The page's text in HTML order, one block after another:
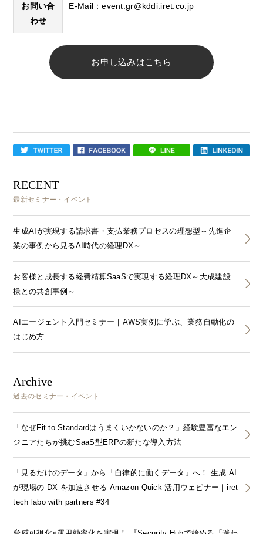
お問い合
わせ
E-Mail：event.gr@kddi.iret.co.jp
お申し込みはこちら
RECENT
最新セミナー・イベント
生成AIが実現する請求書・支払業務プロセスの理想型～先進企
業の事例から見るAI時代の経理DX～
お客様と成長する経費精算SaaSで実現する経理DX～大成建設
様との共創事例～
AIエージェント入門セミナー｜AWS実例に学ぶ、業務自動化の
はじめ方
Archive
過去のセミナー・イベント
「なぜFit to Standardはうまくいかないのか？」経験豊富なエン
ジニアたちが挑むSaaS型ERPの新たな導入方法
「見るだけのデータ」から「自律的に働くデータ」へ！ 生成 AI
が現場の DX を加速させる Amazon Quick 活用ウェビナー｜iret
tech labo with partners #34